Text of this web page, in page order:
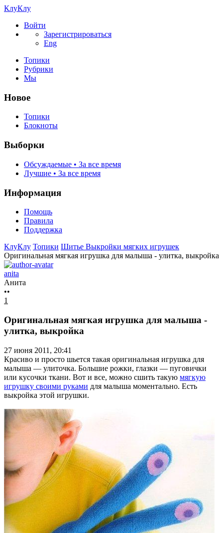
КлуКлу
Войти
Зарегистрироваться
Eng
Топики
Рубрики
Мы
Новое
Топики
Блокноты
Выборки
Обсуждаемые • За все время
Лучшие • За все время
Информация
Помощь
Правила
Поддержка
КлуКлу Топики Шитье Выкройки мягких игрушек
Оригинальная мягкая игрушка для малыша - улитка, выкройка
anita
Анита
••
1
Оригинальная мягкая игрушка для малыша -
улитка, выкройка
27 июня 2011, 20:41
Красиво и просто шьется такая оригинальная игрушка для
малыша — улиточка. Большие рожки, глазки — пуговички
или кусочки ткани. Вот и все, можно сшить такую мягкую
игрушку своими руками для малыша моментально. Есть
выкройка этой игрушки.